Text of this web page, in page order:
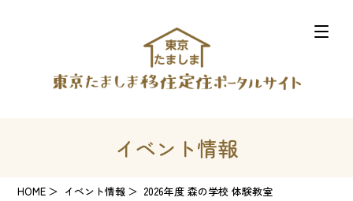
イベント情報
HOME イベント情報 2026年度 森の学校 体験教室